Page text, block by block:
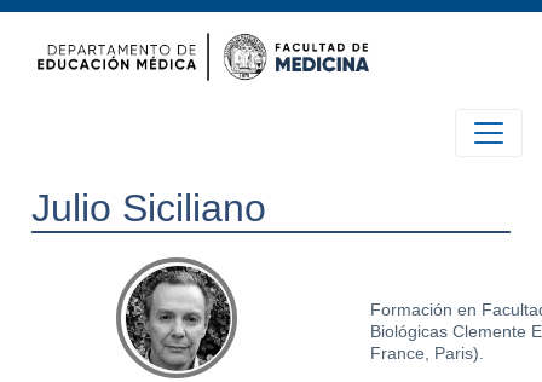
Julio Siciliano
Formación en
Biológicas Clemente
France, Paris).